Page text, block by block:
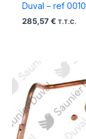
Duval – ref
285,57 € T.T.C.